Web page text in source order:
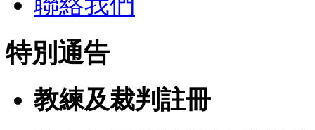
特別通告
教練及裁判註冊